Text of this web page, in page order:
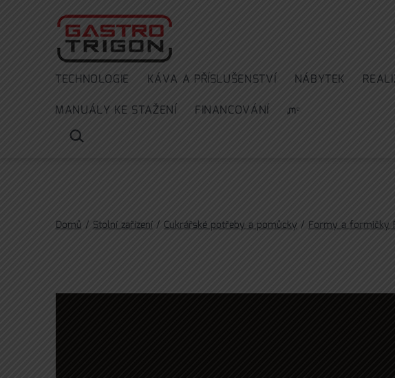
TECHNOLOGIE KÁVA A PŘÍSLUŠENSTVÍ NÁBYTEK
MANUÁLY KE STAŽENÍ
FINANCOVÁNÍ ᘻᵉ
HLEDAT
Domů/Stolní zařízení/ Cukrářské potřeby a pomůcky/ Formy a formičky